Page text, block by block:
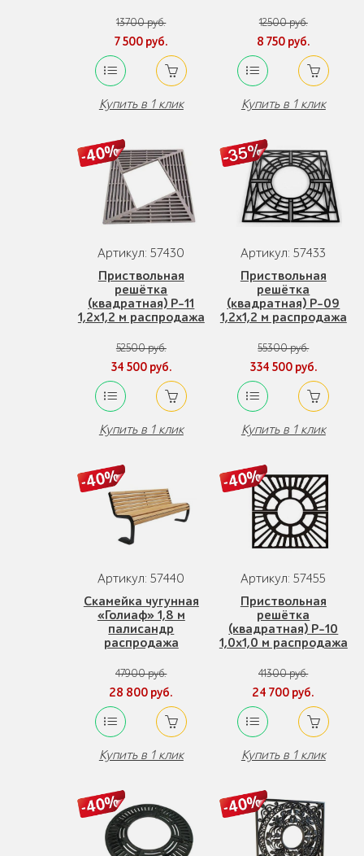
13700 руб.
7 500 руб.
Купить в 1 клик
12500 руб.
8 750 руб.
Купить в 1 клик
Артикул: 57430
Приствольная
решётка
(квадратная) Р-11
1,2х1,2 м распродажа
52500 руб.
34 500 руб.
Купить в 1 клик
Артикул: 57433
Приствольная
решётка
(квадратная) Р-09
1,2х1,2 м распродажа
55300 руб.
334 500 руб.
Купить в 1 клик
Артикул: 57440
Скамейка чугунная
«Голиаф» 1,8 м
палисандр
распродажа
47900 руб.
28 800 руб.
Купить в 1 клик
Артикул: 57455
Приствольная
решётка
(квадратная) Р-10
1,0x1,0 м распродажа
41300 руб.
24 700 руб.
Купить в 1 клик